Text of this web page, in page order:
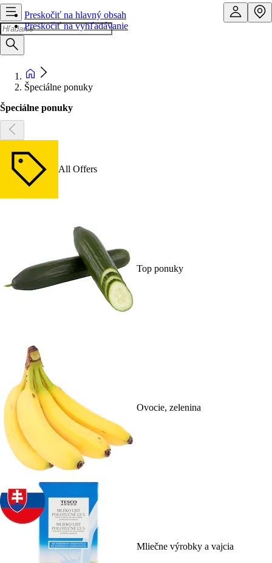
Preskočiť na hlavný obsah
Preskočiť na vyhľadávanie
Špeciálne ponuky
Špeciálne ponuky
All Offers
Top ponuky
Ovocie, zelenina
Mliečne výrobky a vajcia